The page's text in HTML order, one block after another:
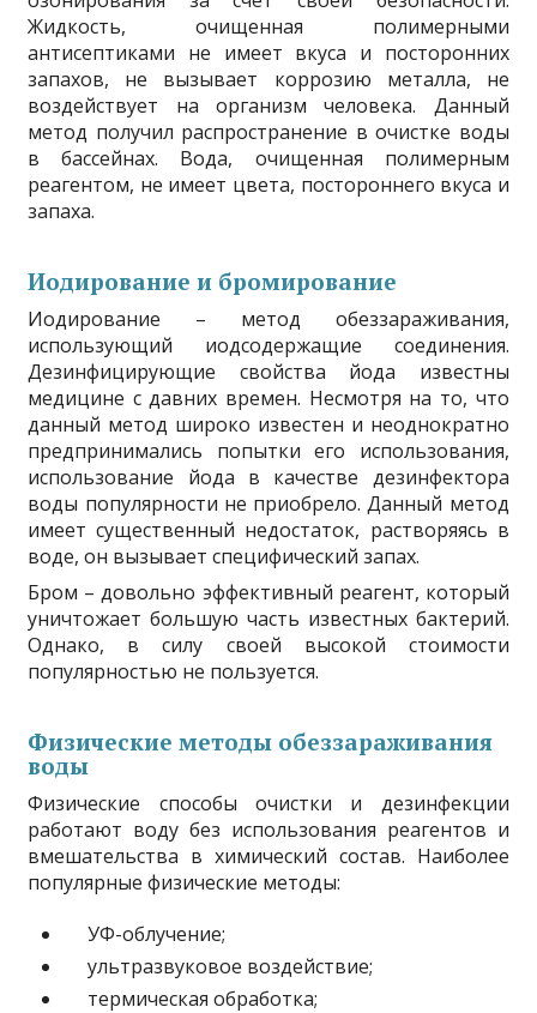
Жидкость, очищенная полимерными
антисептиками не имеет вкуса и посторонних
запахов, не вызывает коррозию металла, не
воздействует на организм человека. Данный
метод получил распространение в очистке воды
в бассейнах. Вода, очищенная полимерным
реагентом, не имеет цвета, постороннего вкуса и
запаха.
Иодирование и бромирование
Иодирование – метод обеззараживания,
использующий иодсодержащие соединения.
Дезинфицирующие свойства йода известны
медицине с давних времен. Несмотря на то, что
данный метод широко известен и неоднократно
предпринимались попытки его использования,
использование йода в качестве дезинфектора
воды популярности не приобрело. Данный метод
имеет существенный недостаток, растворяясь в
воде, он вызывает специфический запах.
Бром – довольно эффективный реагент, который
уничтожает большую часть известных бактерий.
Однако, в силу своей высокой стоимости
популярностью не пользуется.
Физические методы обеззараживания
воды
Физические способы очистки и дезинфекции
работают воду без использования реагентов и
вмешательства в химический состав. Наиболее
популярные физические методы:
УФ-облучение;
ультразвуковое воздействие;
термическая обработка;